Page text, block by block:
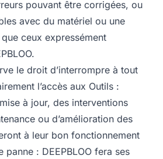
pouvant être corrigées, ou
avec du matériel ou une
ceux expressément
le droit d’interrompre à tout
l’accès aux Outils :
à jour, des interventions
ou d’amélioration des
à leur bon fonctionnement
: DEEPBLOO fera ses